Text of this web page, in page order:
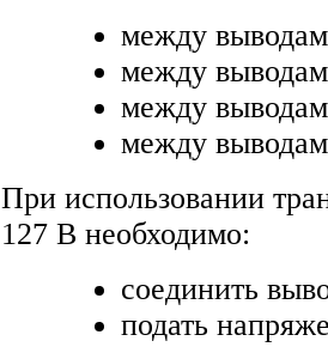
между
между
между
между
При использовании
127 В необходимо:
соединить
подать